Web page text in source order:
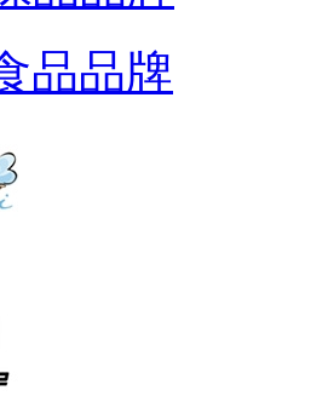
品品牌